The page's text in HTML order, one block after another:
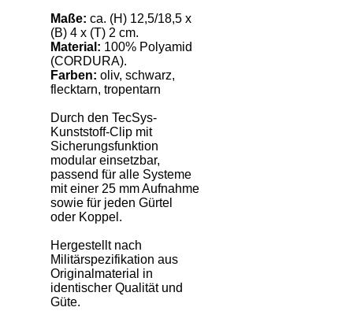
Maße: ca. (H) 12,5/18,5 x
(B) 4 x (T) 2 cm.
Material: 100% Polyamid
(CORDURA).
Farben: oliv, schwarz,
flecktarn, tropentarn
Durch den TecSys-
Kunststoff-Clip mit
Sicherungsfunktion
modular einsetzbar,
passend für alle Systeme
mit einer 25 mm Aufnahme
sowie für jeden Gürtel
oder Koppel.
Hergestellt nach
Militärspezifikation aus
Originalmaterial in
identischer Qualität und
Güte.